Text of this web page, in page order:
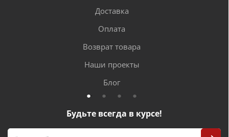
Доставка
Оплата
Возврат товара
Наши проекты
Блог
Будьте всегда в курсе!